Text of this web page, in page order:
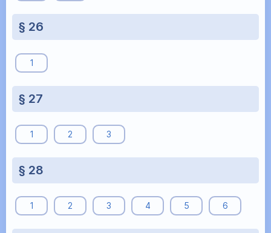
§ 26
1
§ 27
1 2 3
§ 28
1 2 3 4 5 6